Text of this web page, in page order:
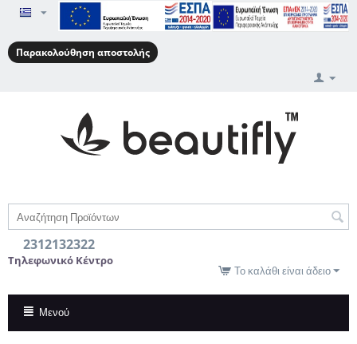
Παρακολούθηση αποστολής
2312132322
Τηλεφωνικό Κέντρο
Το καλάθι είναι άδειο
Μενού